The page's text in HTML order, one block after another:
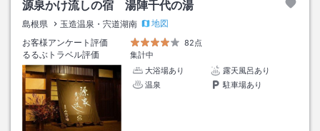
源泉かけ流しの宿 湯陣千代の湯
島根県 玉造温泉・宍道湖南
地図
お客様アンケート評価
82点
るるぶトラベル評価
集計中
大浴場あり
露天風呂あり
温泉
駐車場あり